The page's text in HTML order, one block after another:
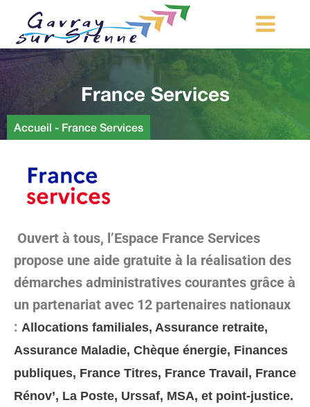
MA COMMUNE
MON QUOTIDIEN
LOISIRS ET TOURISME
Démarches d’urbanisme
France Services
Accueil - France Services
Ouvert à tous, l’Espace France Services
propose une aide gratuite à la réalisation des
démarches administratives courantes grâce à
un partenariat avec 12 partenaires nationaux
: Allocations familiales, Assurance retraite,
Assurance Maladie, Chèque énergie, Finances
publiques, France Titres, France Travail, France
Rénov’, La Poste, Urssaf, MSA, et point-justice.